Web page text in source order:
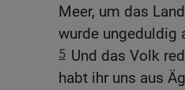
Meer, um das
wurde ungeduldig
5 Und das Volk
habt ihr uns aus